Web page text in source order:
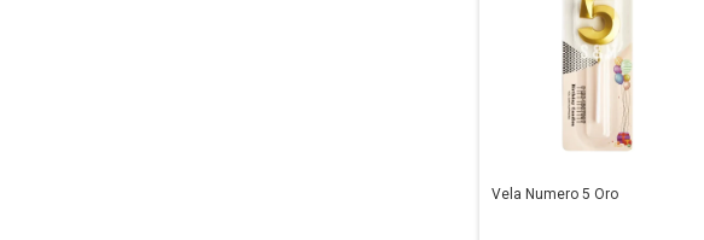
Vela Numero 5 Oro